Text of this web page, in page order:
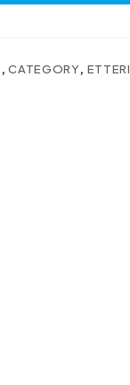
,CATEGORY, ETTERI